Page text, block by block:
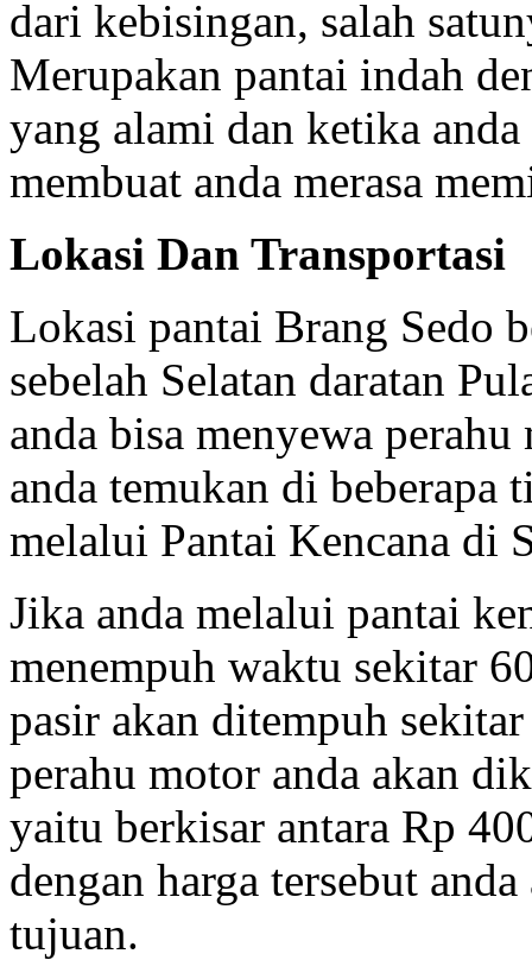
dari kebisingan, salah
Merupakan pantai indah
yang alami dan ketika
membuat anda merasa
Lokasi Dan Transportasi
Lokasi pantai Brang Sedo
sebelah Selatan daratan
anda bisa menyewa
anda temukan di beberapa
melalui Pantai Kencana di
Jika anda melalui pantai
menempuh waktu sekitar
pasir akan ditempuh
perahu motor anda akan
yaitu berkisar antara Rp
dengan harga tersebut
tujuan.